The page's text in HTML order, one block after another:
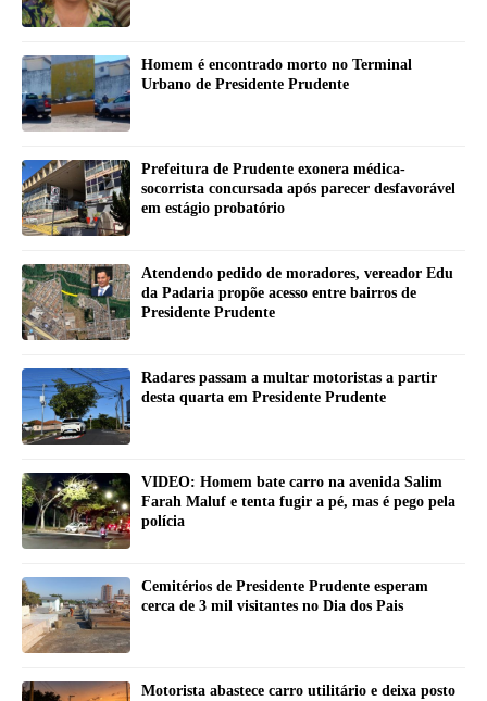
Homem é encontrado morto no Terminal
Urbano de Presidente Prudente
Prefeitura de Prudente exonera médica-
socorrista concursada após parecer desfavorável
em estágio probatório
Atendendo pedido de moradores, vereador Edu
da Padaria propõe acesso entre bairros de
Presidente Prudente
Radares passam a multar motoristas a partir
desta quarta em Presidente Prudente
VIDEO: Homem bate carro na avenida Salim
Farah Maluf e tenta fugir a pé, mas é pego pela
polícia
Cemitérios de Presidente Prudente esperam
cerca de 3 mil visitantes no Dia dos Pais
Motorista abastece carro utilitário e deixa posto